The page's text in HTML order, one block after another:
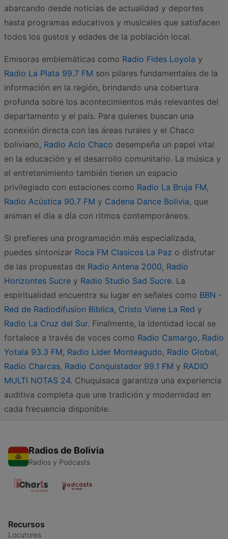
abarcando desde noticias de actualidad y deportes
hasta programas educativos y musicales que satisfacen
todos los gustos y edades de la población local.
Emisoras emblemáticas como Radio Fides Loyola y
Radio La Plata 99.7 FM son pilares fundamentales de la
información en la región, brindando una cobertura
profunda sobre los acontecimientos más relevantes del
departamento y el país. Para quienes buscan una
conexión directa con las áreas rurales y el Chaco
boliviano, Radio Aclo Chaco desempeña un papel vital
en la educación y el desarrollo comunitario. La música y
el entretenimiento también tienen un espacio
privilegiado con estaciones como Radio La Bruja FM,
Radio Acústica 90.7 FM y Cadena Dance Bolivia, que
animan el día a día con ritmos contemporáneos.
Si prefieres una programación más especializada,
puedes sintonizar Roca FM Clasicos La Paz o disfrutar
de las propuestas de Radio Antena 2000, Radio
Horizontes Sucre y Radio Studio Sad Sucre. La
espiritualidad encuentra su lugar en señales como BBN -
Red de Radiodifusíon Biblica, Cristo Viene La Red y
Radio La Cruz del Sur. Finalmente, la identidad local se
fortalece a través de voces como Radio Camargo, Radio
Yotala 93.3 FM, Radio Lider Monteagudo, Radio Global,
Radio Charcas, Radio Conquistador 99.1 FM y RADIO
MULTI NOTAS 24. Chuquisaca garantiza una experiencia
auditiva completa que une tradición y modernidad en
cada frecuencia disponible.
Radios de Bolivia
Radios y Podcasts
Recursos
Locutores